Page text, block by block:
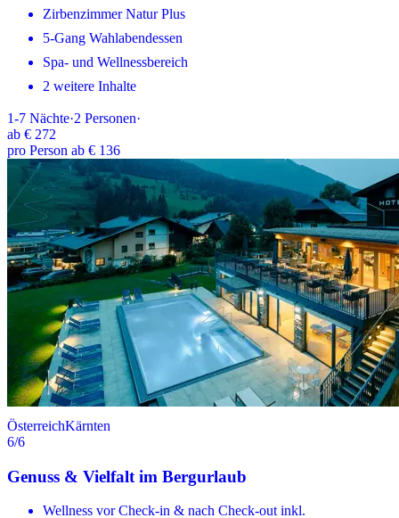
Zirbenzimmer Natur Plus
5-Gang Wahlabendessen
Spa- und Wellnessbereich
2 weitere Inhalte
1-7 Nächte·2 Personen·
ab € 272
pro Person ab € 136
ÖsterreichKärnten
6/6
Genuss & Vielfalt im Bergurlaub
Wellness vor Check-in & nach Check-out inkl.